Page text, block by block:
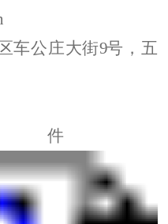
车公庄大街9号，五